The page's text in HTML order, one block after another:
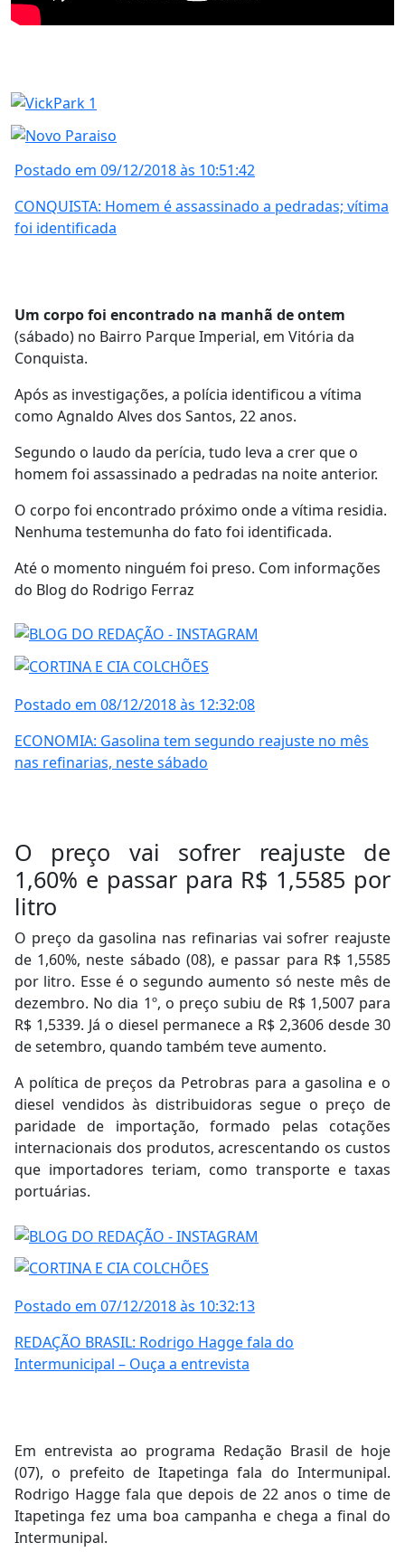
Postado em 09/12/2018 às 10:51:42
CONQUISTA: Homem é assassinado a pedradas; vítima
foi identificada
Um corpo foi encontrado na manhã de ontem
(sábado) no Bairro Parque Imperial, em Vitória da
Conquista.
Após as investigações, a polícia identificou a vítima
como Agnaldo Alves dos Santos, 22 anos.
Segundo o laudo da perícia, tudo leva a crer que o
homem foi assassinado a pedradas na noite anterior.
O corpo foi encontrado próximo onde a vítima residia.
Nenhuma testemunha do fato foi identificada.
Até o momento ninguém foi preso. Com informações
do Blog do Rodrigo Ferraz
Postado em 08/12/2018 às 12:32:08
ECONOMIA: Gasolina tem segundo reajuste no mês
nas refinarias, neste sábado
O preço vai sofrer reajuste de
1,60% e passar para R$ 1,5585 por
litro
O preço da gasolina nas refinarias vai sofrer reajuste
de 1,60%, neste sábado (08), e passar para R$ 1,5585
por litro. Esse é o segundo aumento só neste mês de
dezembro. No dia 1º, o preço subiu de R$ 1,5007 para
R$ 1,5339. Já o diesel permanece a R$ 2,3606 desde 30
de setembro, quando também teve aumento.
A política de preços da Petrobras para a gasolina e o
diesel vendidos às distribuidoras segue o preço de
paridade de importação, formado pelas cotações
internacionais dos produtos, acrescentando os custos
que importadores teriam, como transporte e taxas
portuárias.
Postado em 07/12/2018 às 10:32:13
REDAÇÃO BRASIL: Rodrigo Hagge fala do
Intermunicipal – Ouça a entrevista
Em entrevista ao programa Redação Brasil de hoje
(07), o prefeito de Itapetinga fala do Intermunipal.
Rodrigo Hagge fala que depois de 22 anos o time de
Itapetinga fez uma boa campanha e chega a final do
Intermunipal.